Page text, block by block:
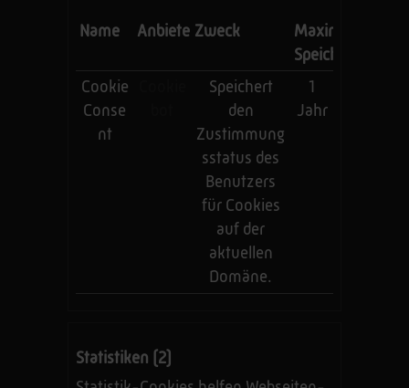
Name Anbieter Zweck
Maximale
Speicherdauer
Cookie
Conse
nt
Speichert
den
Zustimmung
sstatus des
Benutzers
für Cookies
auf der
aktuellen
Domäne.
1
Jahr
Statistiken (2)